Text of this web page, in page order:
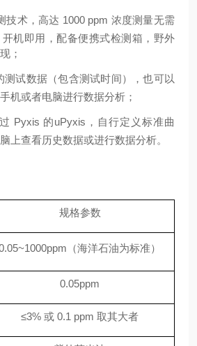
技术，高达 1000 ppm 浓度测量无需
机即用，配备便携式检测箱，野外
；
测试数据（包含测试时间），也可以
机或者电脑进行数据分析；
Pyxis 的uPyxis，自行定义标准曲
上查看历史数据或进行数据分析。
规格参数
（海洋石油为标准）
0.05ppm
≤3% 或 0.1 ppm 取其大者